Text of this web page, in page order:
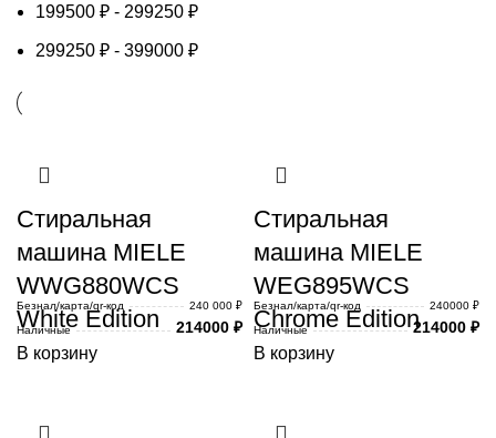
199500 ₽ - 299250 ₽
299250 ₽ - 399000 ₽
Стиральная
машина MIELE
WWG880WCS
White Edition
Безнал/карта/qr-код
240 000 ₽
Наличные
214000 ₽
В корзину
Стиральная
машина MIELE
WEG895WCS
Chrome Edition
Безнал/карта/qr-код
240000 ₽
Наличные
214000 ₽
В корзину